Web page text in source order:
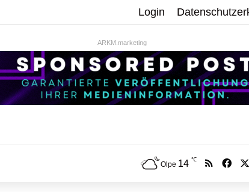
Login
ARKM.marketing
Olpe 14 ℃ RSS